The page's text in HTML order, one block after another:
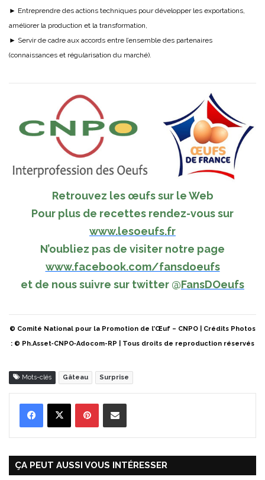
► Entreprendre des actions techniques pour développer les exportations,
améliorer la production et la transformation,
► Servir de cadre aux accords entre l’ensemble des partenaires
(connaissances et régularisation du marché).
Retrouvez les œufs sur le Web
Pour plus de recettes rendez-vous sur
www.lesoeufs.fr
N’oubliez pas de visiter notre page
www.facebook.com/fansdoeufs
et de nous suivre sur twitter @FansDOeufs
© Comité National pour la Promotion de l’Œuf – CNPO | Crédits Photos
: © Ph.Asset‐CNPO‐Adocom-RP | Tous droits de reproduction réservés
Mots-clés Gâteau Surprise
ÇA PEUT AUSSI VOUS INTÉRESSER